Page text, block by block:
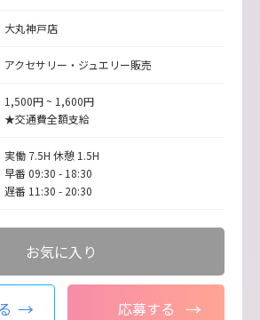
大丸神戸店
アクセサリー・ジュエリー販売
1,500円 ~ 1,600円
★交通費全額支給
実働 7.5H 休憩 1.5H
早番 09:30 - 18:30
遅番 11:30 - 20:30
お気に入り
応募する